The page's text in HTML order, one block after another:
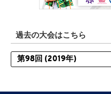
過去の大会はこちら